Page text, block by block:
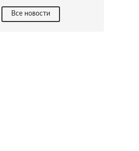
Все новости